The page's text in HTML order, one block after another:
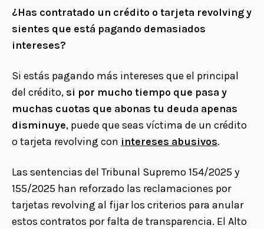
¿Has contratado un crédito o tarjeta revolving y
sientes que está pagando demasiados
intereses?
Si estás pagando más intereses que el principal
del crédito, si por mucho tiempo que pasa y
muchas cuotas que abonas tu deuda apenas
disminuye, puede que seas víctima de un crédito
o tarjeta revolving con intereses abusivos.
Las sentencias del Tribunal Supremo 154/2025 y
155/2025 han reforzado las reclamaciones por
tarjetas revolving al fijar los criterios para anular
estos contratos por falta de transparencia. El Alto